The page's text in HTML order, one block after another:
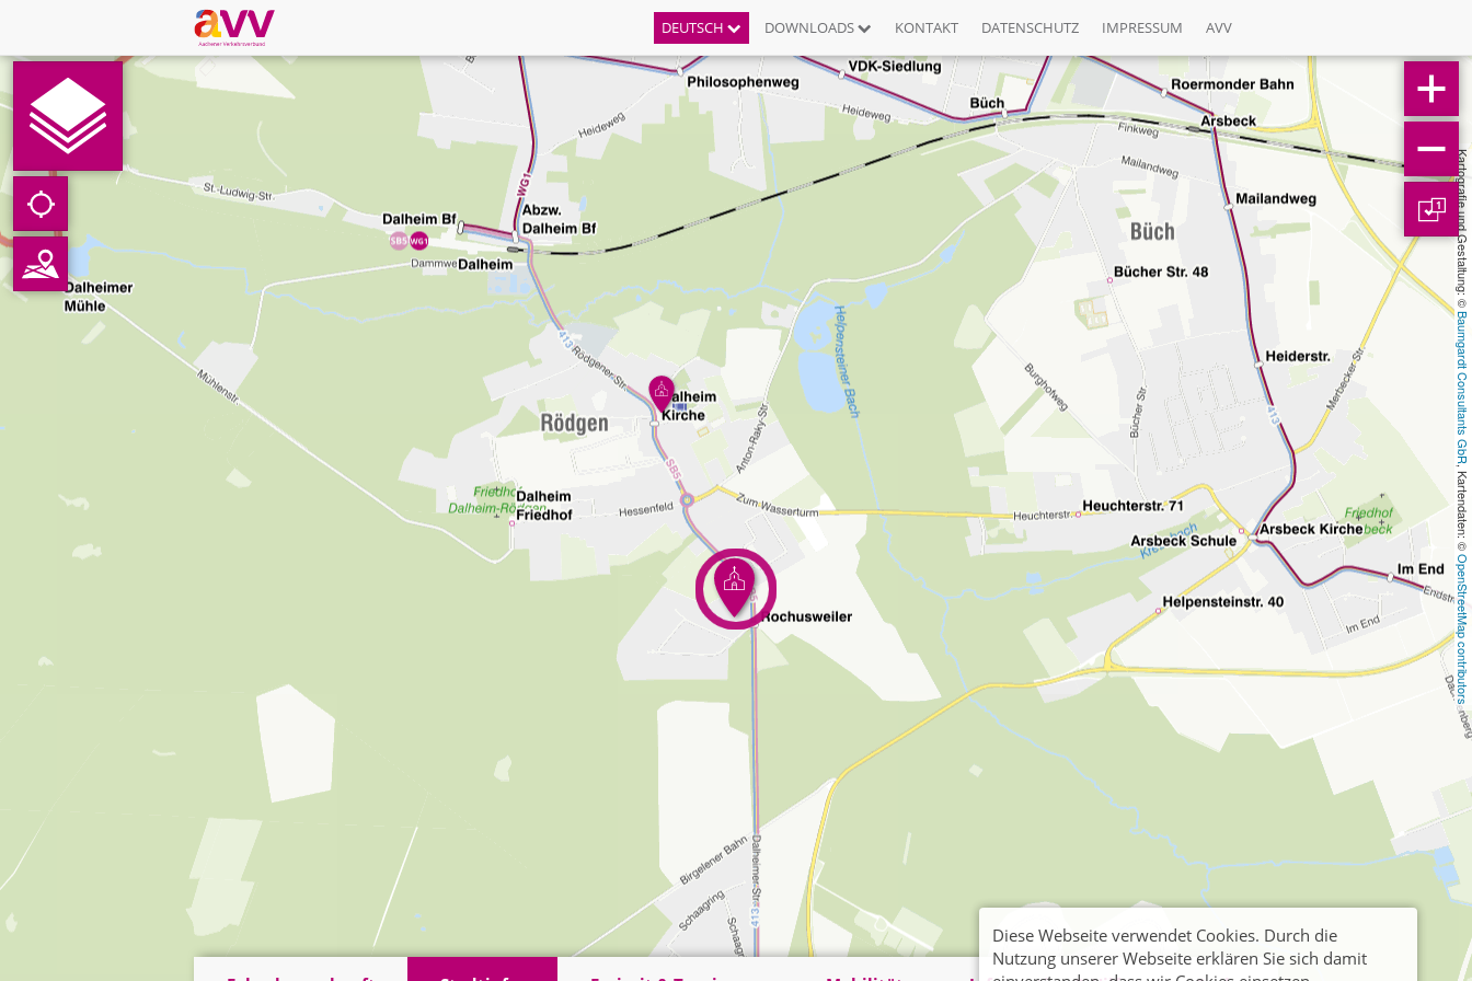
DEUTSCH DOWNLOADS KONTAKT DATENSCHUTZ IMPRESSUM AVV
Kartografie und Gestaltung: ©
Baumgardt Consultants GbR
, Kartendaten: ©
OpenStreetMap contributors
1
Diese Webseite verwendet Cookies. Durch die
Nutzung unserer Webseite erklären Sie sich damit